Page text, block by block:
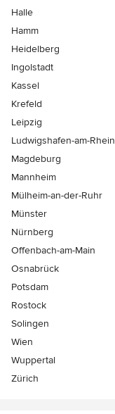
Halle
Hamm
Heidelberg
Ingolstadt
Kassel
Krefeld
Leipzig
Ludwigshafen-am-Rhein
Magdeburg
Mannheim
Mülheim-an-der-Ruhr
Münster
Nürnberg
Offenbach-am-Main
Osnabrück
Potsdam
Rostock
Solingen
Wien
Wuppertal
Zürich